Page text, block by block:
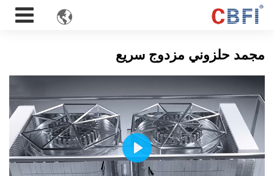

مجمد حلزوني مزدوج سريع
Play